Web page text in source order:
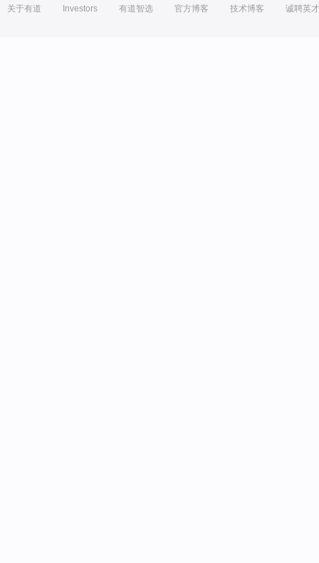
关于有道 Investors 有道智选 官方博客 技术博客 诚聘英才